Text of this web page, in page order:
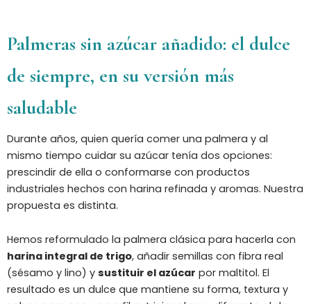
Palmeras sin azúcar añadido: el dulce
de siempre, en su versión más
saludable
Durante años, quien quería comer una palmera y al
mismo tiempo cuidar su azúcar tenía dos opciones:
prescindir de ella o conformarse con productos
industriales hechos con harina refinada y aromas. Nuestra
propuesta es distinta.
Hemos reformulado la palmera clásica para hacerla con
harina integral de trigo, añadir semillas con fibra real
(sésamo y lino) y sustituir el azúcar por maltitol. El
resultado es un dulce que mantiene su forma, textura y